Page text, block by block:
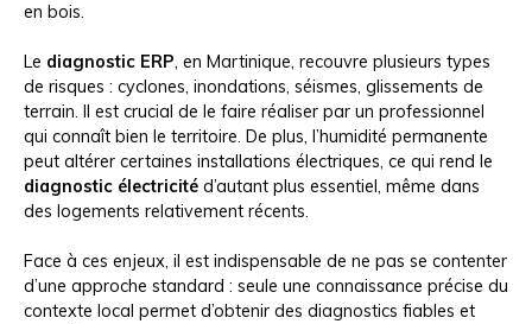
en bois.
Le diagnostic ERP, en Martinique, recouvre plusieurs types
de risques : cyclones, inondations, séismes, glissements de
terrain. Il est crucial de le faire réaliser par un professionnel
qui connaît bien le territoire. De plus, l’humidité permanente
peut altérer certaines installations électriques, ce qui rend le
diagnostic électricité d’autant plus essentiel, même dans
des logements relativement récents.
Face à ces enjeux, il est indispensable de ne pas se contenter
d’une approche standard : seule une connaissance précise du
contexte local permet d’obtenir des diagnostics fiables et